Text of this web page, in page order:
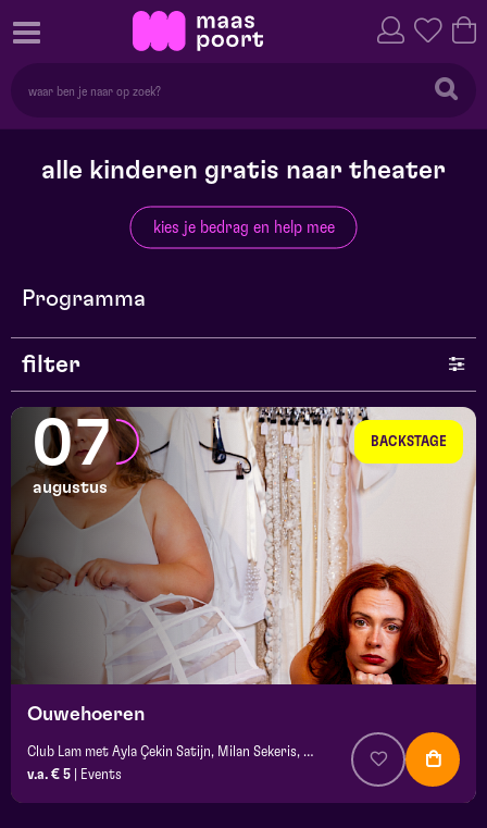
alle kinderen gratis naar theater
kies je bedrag en help mee
Programma
filter
genre
series en selecties
BACKSTAGE
07
augustus
Ouwehoeren
Club Lam met Ayla Çekin Satijn, Milan Sekeris, e.a.
v.a. € 5
Events